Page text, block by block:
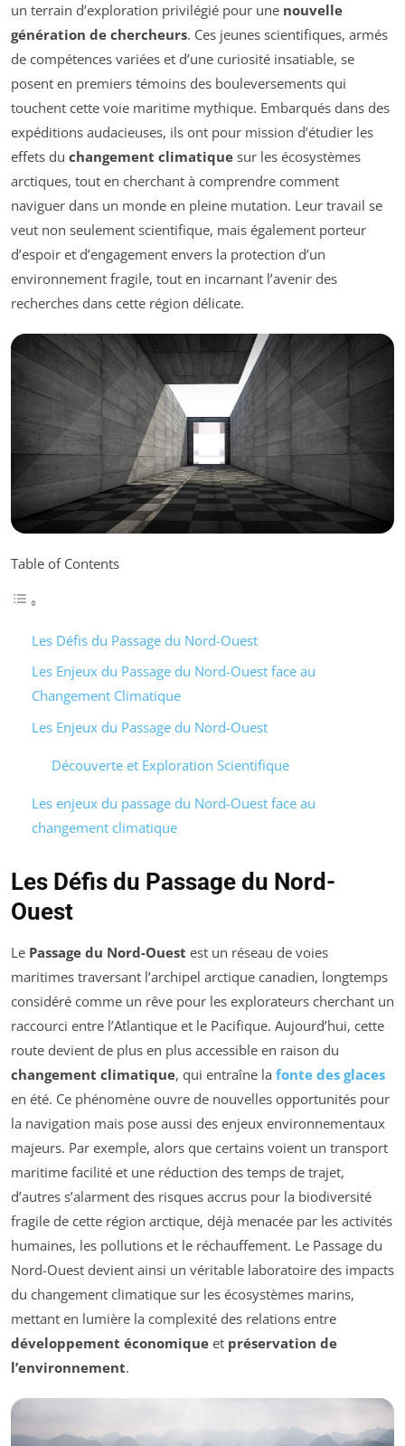
un terrain d’exploration privilégié pour une nouvelle
génération de chercheurs. Ces jeunes scientifiques, armés
de compétences variées et d’une curiosité insatiable, se
posent en premiers témoins des bouleversements qui
touchent cette voie maritime mythique. Embarqués dans des
expéditions audacieuses, ils ont pour mission d’étudier les
effets du changement climatique sur les écosystèmes
arctiques, tout en cherchant à comprendre comment
naviguer dans un monde en pleine mutation. Leur travail se
veut non seulement scientifique, mais également porteur
d’espoir et d’engagement envers la protection d’un
environnement fragile, tout en incarnant l’avenir des
recherches dans cette région délicate.
Table of Contents
Les Défis du Passage du Nord-Ouest
Les Enjeux du Passage du Nord-Ouest face au
Changement Climatique
Les Enjeux du Passage du Nord-Ouest
Découverte et Exploration Scientifique
Les enjeux du passage du Nord-Ouest face au
changement climatique
Les Défis du Passage du Nord-
Ouest
Le Passage du Nord-Ouest est un réseau de voies
maritimes traversant l’archipel arctique canadien, longtemps
considéré comme un rêve pour les explorateurs cherchant un
raccourci entre l’Atlantique et le Pacifique. Aujourd’hui, cette
route devient de plus en plus accessible en raison du
changement climatique, qui entraîne la fonte des glaces
en été. Ce phénomène ouvre de nouvelles opportunités pour
la navigation mais pose aussi des enjeux environnementaux
majeurs. Par exemple, alors que certains voient un transport
maritime facilité et une réduction des temps de trajet,
d’autres s’alarment des risques accrus pour la biodiversité
fragile de cette région arctique, déjà menacée par les activités
humaines, les pollutions et le réchauffement. Le Passage du
Nord-Ouest devient ainsi un véritable laboratoire des impacts
du changement climatique sur les écosystèmes marins,
mettant en lumière la complexité des relations entre
développement économique et préservation de
l’environnement.